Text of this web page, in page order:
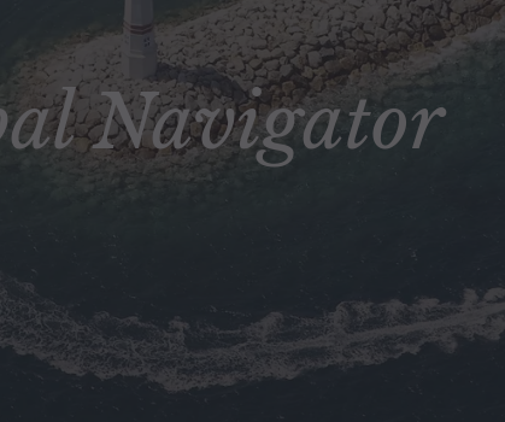
Obligations
Multi-Actifs
Private Assets
Comment souscrire ?
Navigator